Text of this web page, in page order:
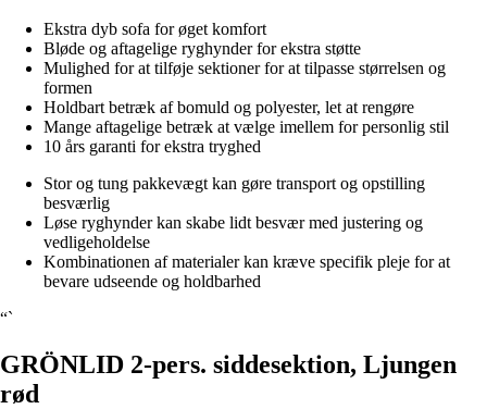
Ekstra dyb sofa for øget komfort
Bløde og aftagelige ryghynder for ekstra støtte
Mulighed for at tilføje sektioner for at tilpasse størrelsen og
formen
Holdbart betræk af bomuld og polyester, let at rengøre
Mange aftagelige betræk at vælge imellem for personlig stil
10 års garanti for ekstra tryghed
Stor og tung pakkevægt kan gøre transport og opstilling
besværlig
Løse ryghynder kan skabe lidt besvær med justering og
vedligeholdelse
Kombinationen af materialer kan kræve specifik pleje for at
bevare udseende og holdbarhed
“`
GRÖNLID 2-pers. siddesektion, Ljungen
rød